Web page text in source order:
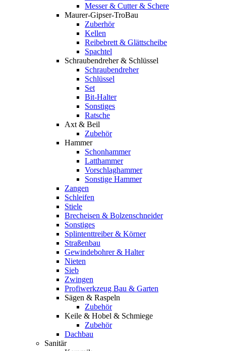
Messer & Cutter & Schere
Maurer-Gipser-TroBau
Zuberhör
Kellen
Reibebrett & Glättscheibe
Spachtel
Schraubendreher & Schlüssel
Schraubendreher
Schlüssel
Set
Bit-Halter
Sonstiges
Ratsche
Axt & Beil
Zubehör
Hammer
Schonhammer
Latthammer
Vorschlaghammer
Sonstige Hammer
Zangen
Schleifen
Stiele
Brecheisen & Bolzenschneider
Sonstiges
Splintenttreiber & Körner
Straßenbau
Gewindebohrer & Halter
Nieten
Sieb
Zwingen
Profiwerkzeug Bau & Garten
Sägen & Raspeln
Zubehör
Keile & Hobel & Schmiege
Zubehör
Dachbau
Sanitär